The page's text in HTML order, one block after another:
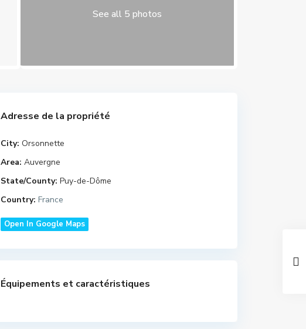
See all 5 photos
Adresse de la propriété
City: Orsonnette
Area: Auvergne
State/County: Puy-de-Dôme
Country: France
Open In Google Maps
Équipements et caractéristiques